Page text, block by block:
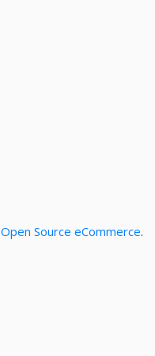
Open Source eCommerce.